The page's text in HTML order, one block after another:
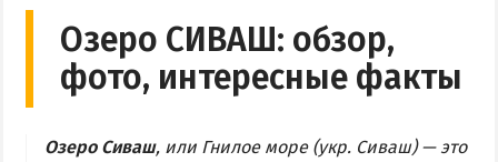
ГЕНИЧЕСК
Обзор Геническа
Веб-камеры Геническа
Озеро СИВАШ: обзор,
фото, интересные факты
Озеро Сиваш, или Гнилое море (укр. Сиваш) — это